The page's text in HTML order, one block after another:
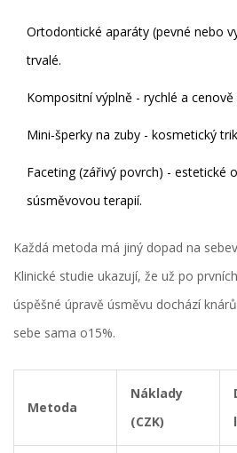
Ortodontické aparáty (pevné nebo
trvalé.
Kompositní výplně - rychlé a cenově
Mini‑šperky na zuby - kosmetický
Faceting (zářivý povrch) - estetické
súsměvovou terapií.
Každá metoda má jiný dopad na
Klinické studie ukazují, že už po
úspěšné úpravě úsměvu dochází
sebe sama o15%.
Metoda
Náklady
(CZK)